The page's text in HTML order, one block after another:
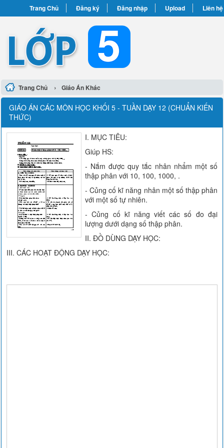
Trang Chủ Đăng ký Đăng nhập Upload Liên hệ
Trang Chủ › Giáo Án Khác
GIÁO ÁN CÁC MÔN HỌC KHỐI 5 - TUẦN DẠY 12 (CHUẨN KIẾN
THỨC)
I. MỤC TIÊU:
Giúp HS:
- Nắm được quy tắc nhân nhẩm một số
thập phân với 10, 100, 1000, .
- Củng cố kĩ năng nhân một số thập phân
với một số tự nhiên.
- Củng cố kĩ năng viết các số đo đại
lượng dưới dạng số thập phân.
II. ĐỒ DÙNG DẠY HỌC:
III. CÁC HOẠT ĐỘNG DẠY HỌC: